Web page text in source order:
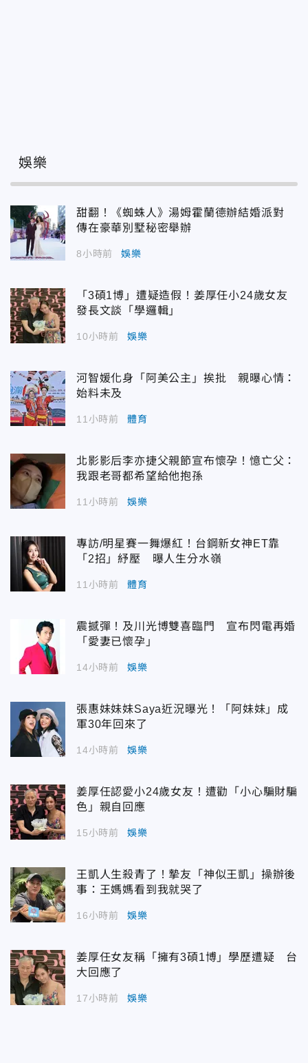
娛樂
甜翻！《蜘蛛人》湯姆霍蘭德辦結婚派對
傳在豪華別墅秘密舉辦
8小時前 娛樂
「3碩1博」遭疑造假！姜厚任小24歲女友
發長文談「學邏輯」
10小時前 娛樂
河智媛化身「阿美公主」挨批 親曝心情：
始料未及
11小時前 體育
北影影后李亦捷父親節宣布懷孕！憶亡父：
我跟老哥都希望給他抱孫
11小時前 娛樂
專訪/明星賽一舞爆紅！台鋼新女神ET靠
「2招」紓壓 曝人生分水嶺
11小時前 體育
震撼彈！及川光博雙喜臨門 宣布閃電再婚
「愛妻已懷孕」
14小時前 娛樂
張惠妹妹妹Saya近況曝光！「阿妹妹」成
軍30年回來了
14小時前 娛樂
姜厚任認愛小24歲女友！遭勸「小心騙財騙
色」親自回應
15小時前 娛樂
王凱人生殺青了！摯友「神似王凱」操辦後
事：王媽媽看到我就哭了
16小時前 娛樂
姜厚任女友稱「擁有3碩1博」學歷遭疑 台
大回應了
17小時前 娛樂